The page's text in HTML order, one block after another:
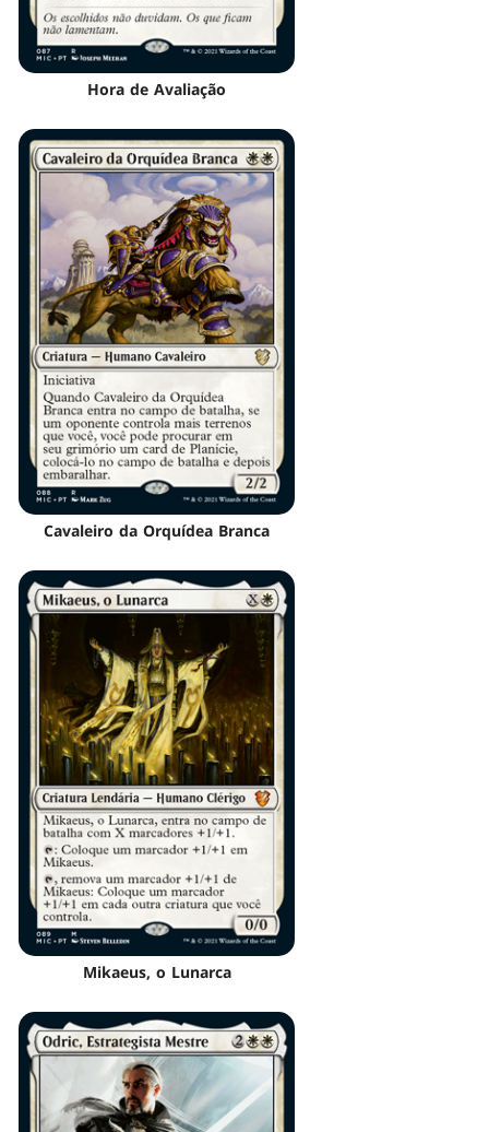
Hora de Avaliação
Cavaleiro da Orquídea Branca
Mikaeus, o Lunarca